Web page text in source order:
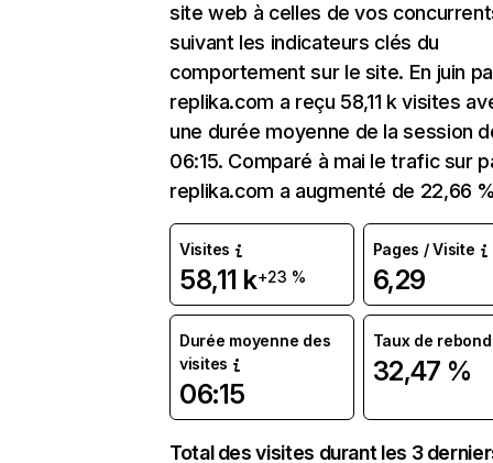
site web à celles de vos
suivant les indicateurs clés du
comportement sur le site. En juin
replika.com a reçu 58,11 k visites
une durée moyenne de la session
06:15. Comparé à mai le trafic sur
replika.com a augmenté de 22,66
Visites
58,11 k+23 %
Pages / Visite
6,29
Durée moyenne des
visites
06:15
Taux de rebond
32,47 %
Total des visites durant les 3